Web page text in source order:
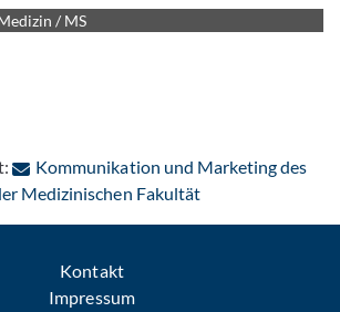
/ MS
Kommunikation und Marketing des
Medizinischen Fakultät: Per E-Mail
Kontakt
Impressum